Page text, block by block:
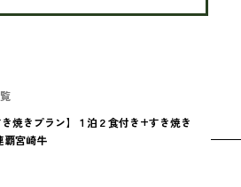
焼きプラン】１泊２食付き+すき焼き
宮崎牛